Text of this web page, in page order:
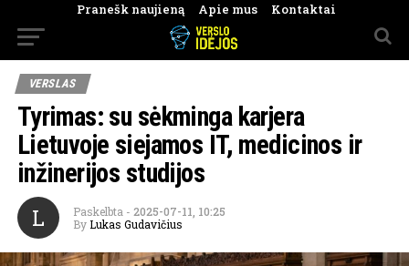
Pranešk naujieną Apie mus Kontaktai
VERSLAS
Tyrimas: su sėkminga karjera
Lietuvoje siejamos IT, medicinos ir
inžinerijos studijos
L Paskelbta - 2025-07-11, 10:25
By Lukas Gudavičius